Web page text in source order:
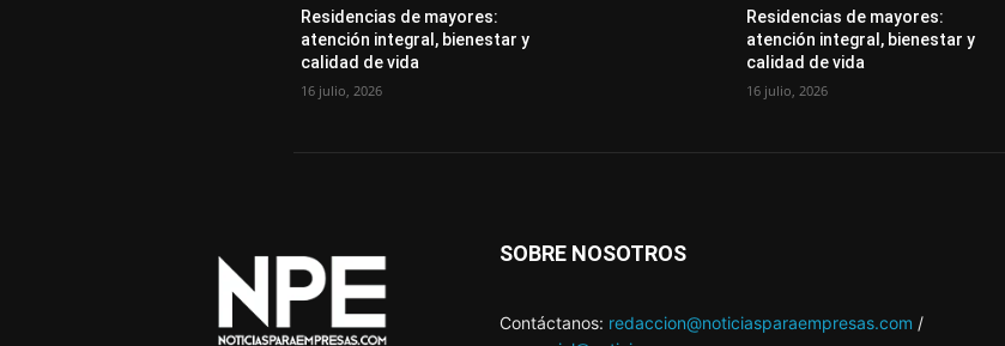
Residencias de mayores:
atención integral, bienestar y
calidad de vida
16 julio, 2026
Residencias de mayores:
atención integral, bienestar y
calidad de vida
16 julio, 2026
SOBRE NOSOTROS
Contáctanos: redaccion@noticiasparaempresas.com /